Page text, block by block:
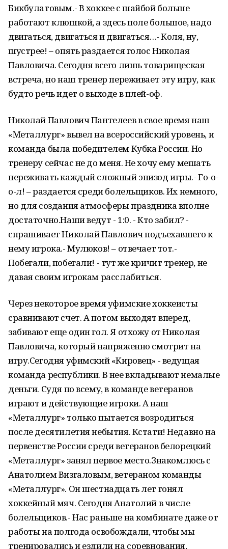
Бикбулатовым.- В хоккее с шайбой больше
работают клюшкой, а здесь поле большое, надо
двигаться, двигаться и двигаться…- Коля, ну,
шустрее! – опять раздается голос Николая
Павловича. Сегодня всего лишь товарищеская
встреча, но наш тренер переживает эту игру, как
будто речь идет о выходе в плей-оф.
Николай Павлович Пантелеев в свое время наш
«Металлург» вывел на всероссийский уровень, и
команда была победителем Кубка России. Но
тренеру сейчас не до меня. Не хочу ему мешать
переживать каждый сложный эпизод игры.- Го-о-
о-л! – раздается среди болельщиков. Их немного,
но для создания атмосферы праздника вполне
достаточно.Наши ведут - 1:0. - Кто забил? -
спрашивает Николай Павлович подъехавшего к
нему игрока.- Мулюков! – отвечает тот.-
Побегали, побегали! - тут же кричит тренер, не
давая своим игрокам расслабиться.
Через некоторое время уфимские хоккеисты
сравнивают счет. А потом выходят вперед,
забивают еще один гол. Я отхожу от Николая
Павловича, который напряженно смотрит на
игру.Сегодня уфимский «Кировец» - ведущая
команда республики. В нее вкладывают немалые
деньги. Судя по всему, в команде ветеранов
играют и действующие игроки. А наш
«Металлург» только пытается возродиться
после десятилетия небытия. Кстати! Недавно на
первенстве России среди ветеранов белорецкий
«Металлург» занял первое место.Знакомлюсь с
Анатолием Визгаловым, ветераном команды
«Металлург». Он шестнадцать лет гонял
хоккейный мяч. Сегодня Анатолий в числе
болельщиков.- Нас раньше на комбинате даже от
работы на полгода освобождали, чтобы мы
тренировались и ездили на соревнования,